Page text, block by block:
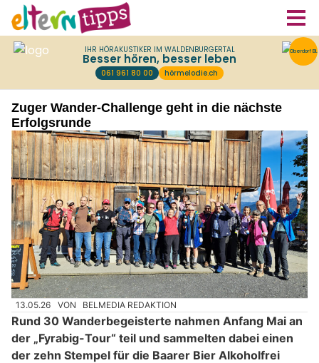
Zuger Wander-Challenge geht in die nächste
Erfolgsrunde
13.05.26 VON BELMEDIA REDAKTION
Rund 30 Wanderbegeisterte nahmen Anfang Mai an
der „Fyrabig-Tour“ teil und sammelten dabei einen
der zehn Stempel für die Baarer Bier Alkoholfrei